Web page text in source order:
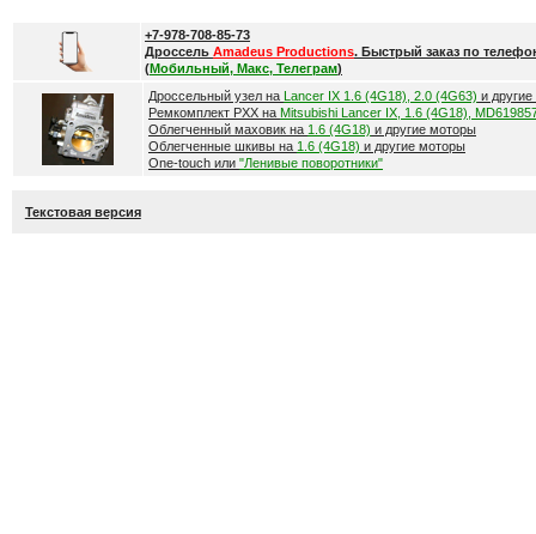
+7-978-708-85-73
Дроссель Amadeus Productions. Быстрый заказ по
(Мобильный, Макс, Телеграм)
Дроссельный узел на Lancer IX 1.6 (4G18), 2.0 (4G63) и
Ремкомплект РХХ на Mitsubishi Lancer IX, 1.6 (4G18),
Облегченный маховик на 1.6 (4G18) и другие моторы
Облегченные шкивы на 1.6 (4G18) и другие моторы
One-touch или "Ленивые поворотники"
Текстовая версия